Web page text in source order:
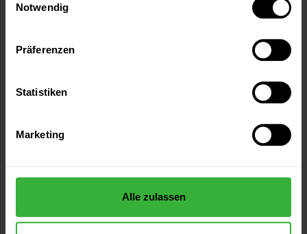
Notwendig
Präferenzen
Statistiken
Marketing
Alle zulassen
SCHÖNOX® KH FIX - lösemittelfreie
93,99 €
5 Kilogramm(18,80 € / 1 Kilogramm)